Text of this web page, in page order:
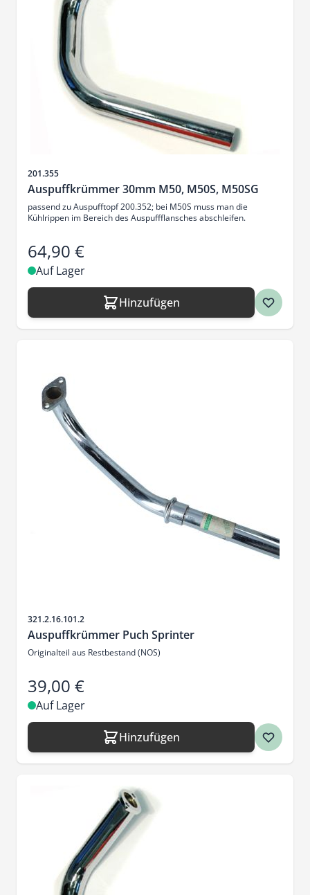
Artikelnr.
201.355
Auspuffkrümmer 30mm M50, M50S, M50SG
passend zu Auspufftopf 200.352; bei M50S muss man die
Kühlrippen im Bereich des Auspuffflansches abschleifen.
64,90 €
Auf Lager
Hinzufügen
Artikelnr.
321.2.16.101.2
Auspuffkrümmer Puch Sprinter
Originalteil aus Restbestand (NOS)
39,00 €
Auf Lager
Hinzufügen